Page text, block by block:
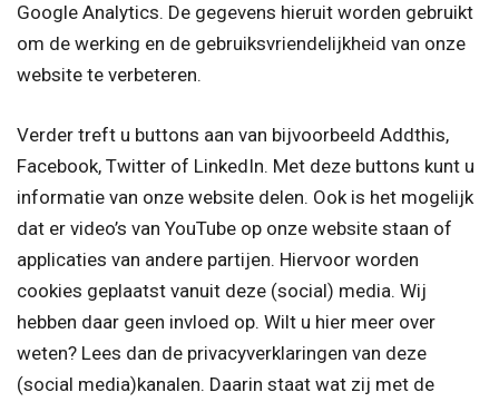
Google Analytics. De gegevens hieruit worden gebruikt
om de werking en de gebruiksvriendelijkheid van onze
website te verbeteren.
Verder treft u buttons aan van bijvoorbeeld Addthis,
Facebook, Twitter of LinkedIn. Met deze buttons kunt u
informatie van onze website delen. Ook is het mogelijk
dat er video’s van YouTube op onze website staan of
applicaties van andere partijen. Hiervoor worden
cookies geplaatst vanuit deze (social) media. Wij
hebben daar geen invloed op. Wilt u hier meer over
weten? Lees dan de privacyverklaringen van deze
(social media)kanalen. Daarin staat wat zij met de